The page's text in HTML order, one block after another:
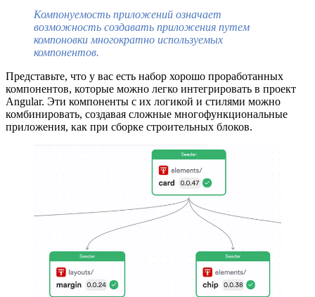
Компонуемость приложений означает
возможность создавать приложения путем
компоновки многократно используемых
компонентов.
Представьте, что у вас есть набор хорошо проработанных
компонентов, которые можно легко интегрировать в проект
Angular. Эти компоненты с их логикой и стилями можно
комбинировать, создавая сложные многофункциональные
приложения, как при сборке строительных блоков.